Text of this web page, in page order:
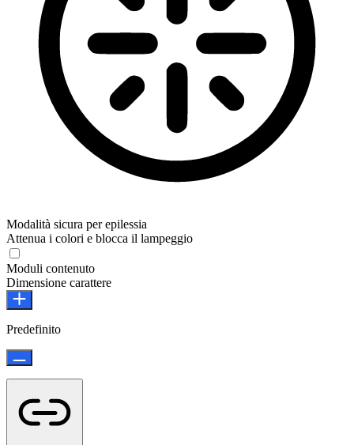
Modalità sicura per epilessia
Attenua i colori e blocca il lampeggio
Moduli contenuto
Dimensione carattere
Predefinito